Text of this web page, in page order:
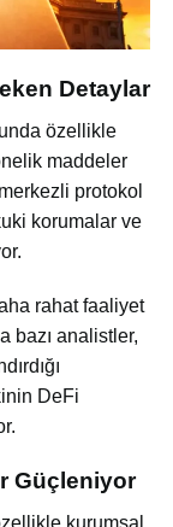
Detaylar
özellikle
maddeler
protokol
korumalar ve
rahat faaliyet
bazı analistler,
DeFi
Güçleniyor
kurumsal